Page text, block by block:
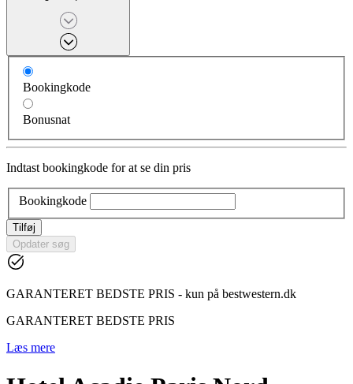
Bookingkode
Bonusnat
Indtast bookingkode for at se din pris
Bookingkode
Tilføj
Opdater søg
GARANTERET BEDSTE PRIS - kun på bestwestern.dk
GARANTERET BEDSTE PRIS
Læs mere